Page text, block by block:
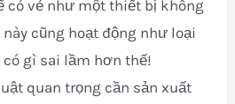
có vẻ như một thiết bị không
cũng hoạt động như loại
gì sai lầm hơn thế!
quan trọng cần sản xuất